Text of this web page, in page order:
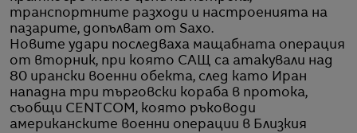
транспортните разходи и настроенията на
пазарите, допълват от Saxo.
Новите удари последваха мащабната операция
от вторник, при която САЩ са атакували над
80 ирански военни обекта, след като Иран
нападна три търговски кораба в протока,
съобщи CENTCOM, която ръководи
американските военни операции в Близкия